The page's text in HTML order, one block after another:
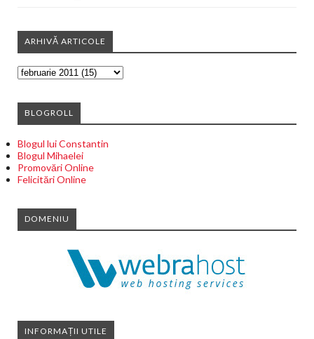
ARHIVĂ ARTICOLE
BLOGROLL
Blogul lui Constantin
Blogul Mihaelei
Promovări Online
Felicitări Online
DOMENIU
INFORMAȚII UTILE